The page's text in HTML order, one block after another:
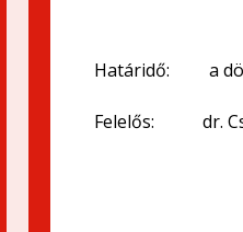
Határidő: a
Felelős: dr.